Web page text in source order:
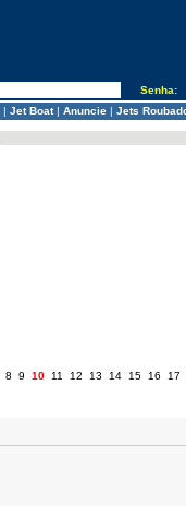
Senha:
| Jet Boat| Anuncie| Jets
8 9 10 11 12 13 14 15 16 17